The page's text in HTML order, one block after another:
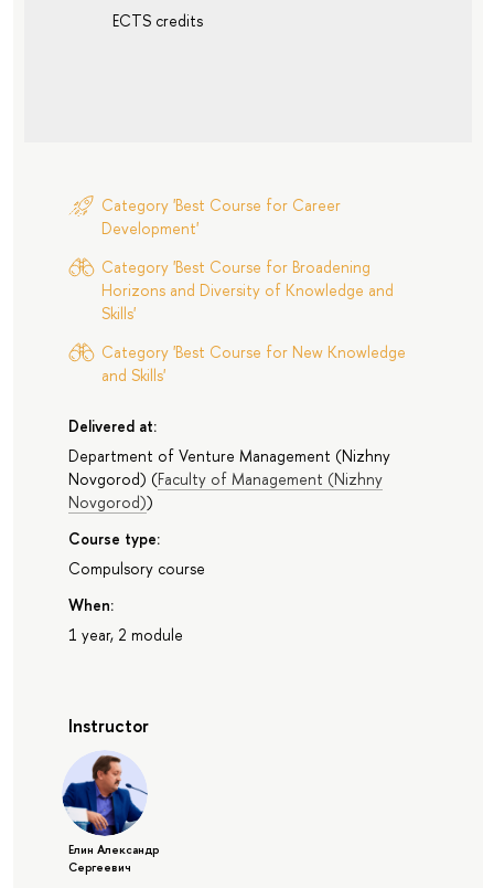
ECTS credits
Category 'Best Course for Career
Development'
Category 'Best Course for Broadening
Horizons and Diversity of Knowledge and
Skills'
Category 'Best Course for New Knowledge
and Skills'
Delivered at:
Department of Venture Management (Nizhny
Novgorod) (Faculty of Management (Nizhny
Novgorod))
Course type:
Compulsory course
When:
1 year, 2 module
Instructor
Елин Александр
Сергеевич